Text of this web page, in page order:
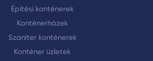
Építési konténerek
Konténerházek
Szaniter konténerek
Konténer üzletek